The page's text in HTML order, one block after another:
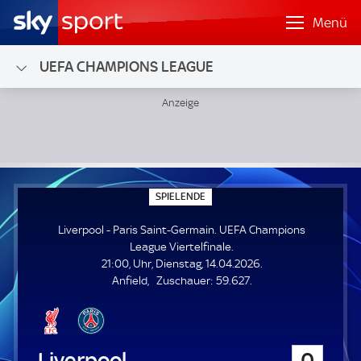
Menü
UEFA CHAMPIONS LEAGUE
Liverpool - Paris Saint-Germain; UEFA Champions League
SPIELENDE
P
E
L
E
N
E
Liverpool - Paris Saint-Germain. UEFA Champions
League Viertelfinale.
21:00, Uhr, Dienstag, 14.04.2026.
Anfield
Zuschauer: Z
59.627.